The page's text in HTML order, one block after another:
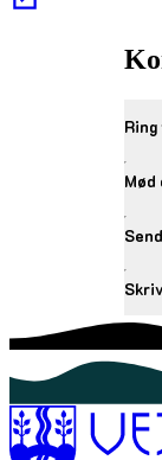
Mød